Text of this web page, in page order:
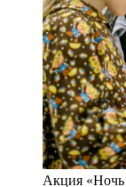
Акция «Ночь